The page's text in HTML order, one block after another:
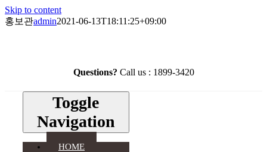
Skip to content
홍보관admin2021-06-13T18:11:25+09:00
Questions? Call us : 1899-3420
Toggle
Navigation
HOME